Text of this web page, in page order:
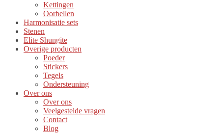
Kettingen
Oorbellen
Harmonisatie sets
Stenen
Elite Shungite
Overige producten
Poeder
Stickers
Tegels
Ondersteuning
Over ons
Over ons
Veelgestelde vragen
Contact
Blog